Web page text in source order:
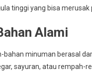
tinggi yang bisa merusak
Alami
bahan minuman berasal
sayuran, atau rempah-